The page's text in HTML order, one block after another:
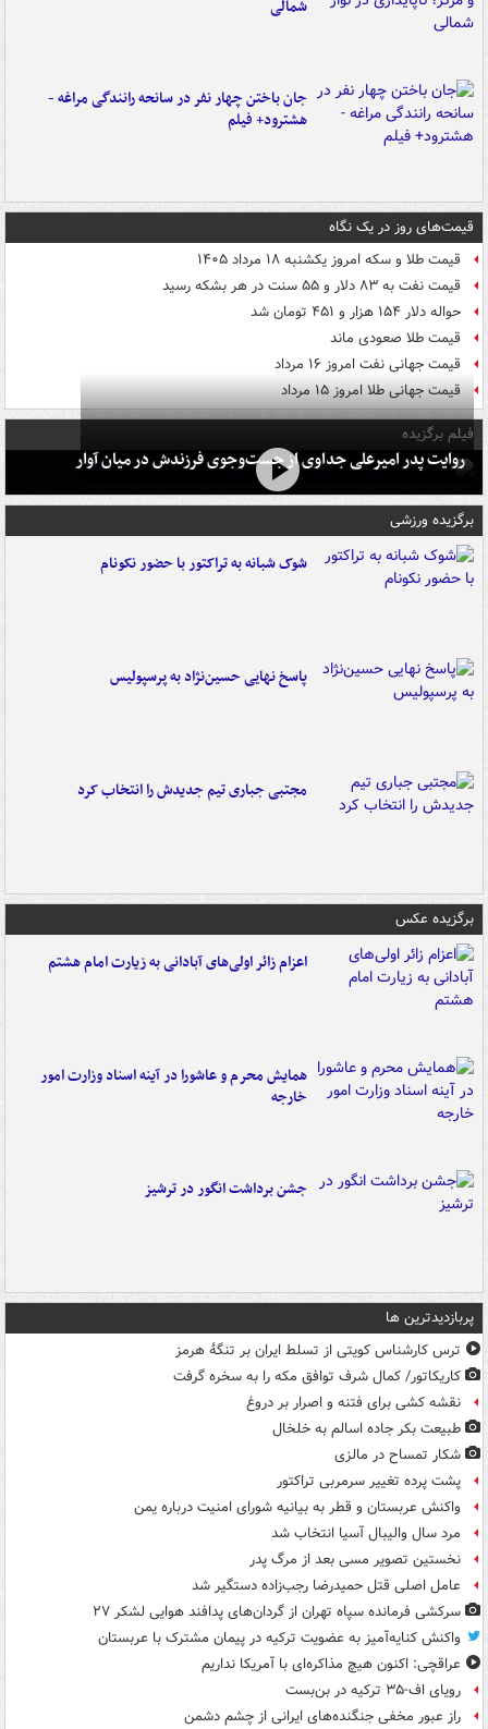
شمالی
جان باختن چهار نفر در سانحه رانندگی مراغه -
هشترود+ فیلم
قیمت‌های روز در یک نگاه
قیمت طلا و سکه امروز یکشنبه ۱۸ مرداد ۱۴۰۵
قیمت نفت به ۸۳ دلار و ۵۵ سنت در هر بشکه رسید
حواله دلار ۱۵۴ هزار و ۴۵۱ تومان شد
قیمت طلا صعودی ماند
قیمت جهانی نفت امروز ۱۶ مرداد
قیمت جهانی طلا امروز ۱۵ مرداد
فیلم برگزیده
روایت پدر امیرعلی جداوی از جست‌وجوی فرزندش در میان آوار
برگزیده ورزشی
شوک شبانه به تراکتور با حضور نکونام
پاسخ نهایی حسین‌نژاد به پرسپولیس
مجتبی جباری تیم جدیدش را انتخاب کرد
برگزیده عکس
اعزام زائر اولی‌های آبادانی به زیارت امام هشتم
همایش محرم و عاشورا در آینه اسناد وزارت امور
خارجه
جشن برداشت انگور در ترشیز
پربازدیدترین ها
ترس کارشناس کویتی از تسلط ایران بر تنگۀ هرمز
کاریکاتور/ کمال شرف توافق مکه را به سخره گرفت
نقشه کشی برای فتنه و اصرار بر دروغ
طبیعت بکر جاده اسالم به خلخال
شکار تمساح در مالزی
پشت پرده تغییر سرمربی تراکتور
واکنش عربستان و قطر به بیانیه شورای امنیت درباره یمن
مرد سال والیبال آسیا انتخاب شد
نخستین تصویر مسی بعد از مرگ پدر
عامل اصلی قتل حمیدرضا رجب‌زاده دستگیر شد
سرکشی فرمانده سپاه تهران از گردان‌های پدافند هوایی لشکر ۲۷
واکنش کنایه‌آمیز به عضویت ترکیه در پیمان مشترک با عربستان
عراقچی: اکنون هیچ مذاکره‌ای با آمریکا نداریم
رویای اف-۳۵ ترکیه در بن‌بست
راز عبور مخفی جنگنده‌های ایرانی از چشم دشمن